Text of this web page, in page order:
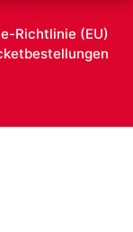
Richtlinie (EU)